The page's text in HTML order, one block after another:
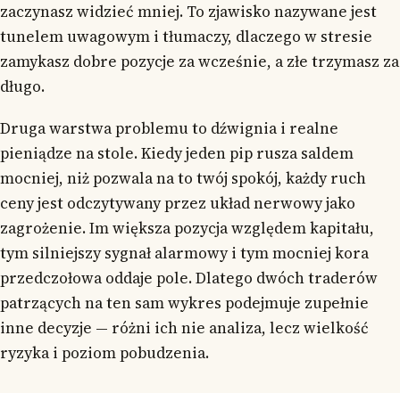
zaczynasz widzieć mniej. To zjawisko nazywane jest
tunelem uwagowym i tłumaczy, dlaczego w stresie
zamykasz dobre pozycje za wcześnie, a złe trzymasz za
długo.
Druga warstwa problemu to dźwignia i realne
pieniądze na stole. Kiedy jeden pip rusza saldem
mocniej, niż pozwala na to twój spokój, każdy ruch
ceny jest odczytywany przez układ nerwowy jako
zagrożenie. Im większa pozycja względem kapitału,
tym silniejszy sygnał alarmowy i tym mocniej kora
przedczołowa oddaje pole. Dlatego dwóch traderów
patrzących na ten sam wykres podejmuje zupełnie
inne decyzje — różni ich nie analiza, lecz wielkość
ryzyka i poziom pobudzenia.